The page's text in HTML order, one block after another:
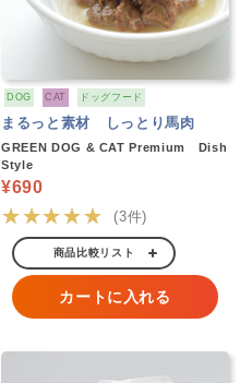
DOG CAT ドッグフード
まるっと素材 しっとり馬肉
GREEN DOG & CAT Premium Dish
Style
¥690
★★★★★ (3件)
商品比較リスト
カートに入れる